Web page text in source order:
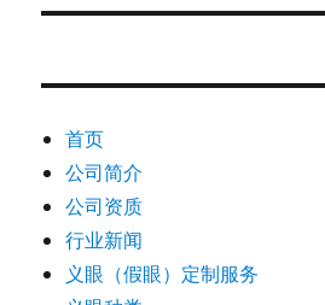
章：
首页
公司简介
公司资质
行业新闻
义眼（假眼）定制服务